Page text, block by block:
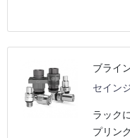
ブライ
セイン
ラック
プリング